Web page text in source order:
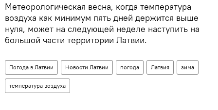
Метеорологическая весна, когда температура
воздуха как минимум пять дней держится выше
нуля, может на следующей неделе наступить на
большой части территории Латвии.
Погода в Латвии Новости Латвии погода Латвия зима
температура воздуха